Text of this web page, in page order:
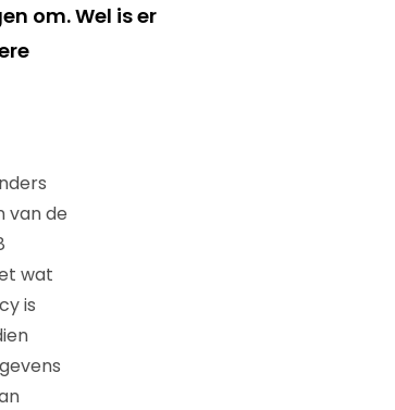
om. Wel is er
van de
wat
is